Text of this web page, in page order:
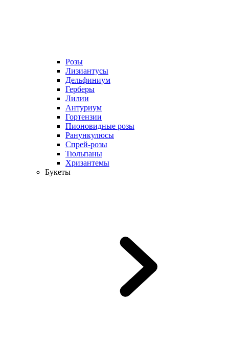
Розы
Лизиантусы
Дельфиниум
Герберы
Лилии
Антуриум
Гортензии
Пионовидные розы
Ранункулюсы
Спрей-розы
Тюльпаны
Хризантемы
Букеты